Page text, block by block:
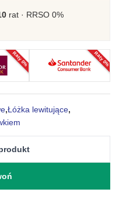
rat · RRSO 0%
Raty 0% Raty 0%
,Łóżka lewitujące,